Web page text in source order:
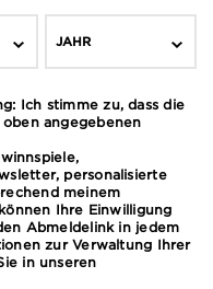
JAHR
Ich stimme zu, dass die
angegebenen
personalisierte
meinem
Ihre Einwilligung
Abmeldelink in jedem
zur Verwaltung Ihrer
in unseren